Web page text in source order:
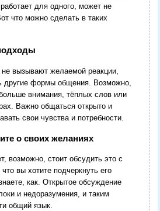
для одного, может не
что можно сделать в таких
вызывают желаемой реакции,
другие формы общения. Возможно,
внимания, тёплых слов или
Важно общаться открыто и
свои чувства и потребности.
о своих желаниях
возможно, стоит обсудить это с
вы хотите подчеркнуть его
как. Открытое обсуждение
и недоразумения, и таким
общий язык.